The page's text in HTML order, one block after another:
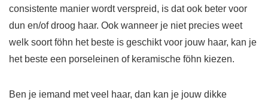
consistente manier wordt verspreid, is dat ook beter voor
dun en/of droog haar. Ook wanneer je niet precies weet
welk soort föhn het beste is geschikt voor jouw haar, kan je
het beste een porseleinen of keramische föhn kiezen.
Ben je iemand met veel haar, dan kan je jouw dikke